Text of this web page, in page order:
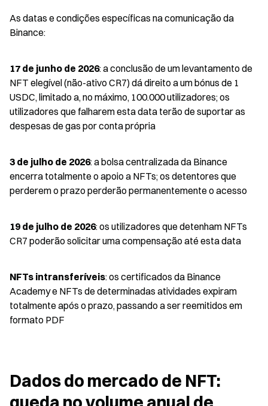
As datas e condições específicas na comunicação da
Binance:
17 de junho de 2026: a conclusão de um levantamento de
NFT elegível (não-ativo CR7) dá direito a um bónus de 1
USDC, limitado a, no máximo, 100.000 utilizadores; os
utilizadores que falharem esta data terão de suportar as
despesas de gas por conta própria
3 de julho de 2026: a bolsa centralizada da Binance
encerra totalmente o apoio a NFTs; os detentores que
perderem o prazo perderão permanentemente o acesso
19 de julho de 2026: os utilizadores que detenham NFTs
CR7 poderão solicitar uma compensação até esta data
NFTs intransferíveis: os certificados da Binance
Academy e NFTs de determinadas atividades expiram
totalmente após o prazo, passando a ser reemitidos em
formato PDF
Dados do mercado de NFT: